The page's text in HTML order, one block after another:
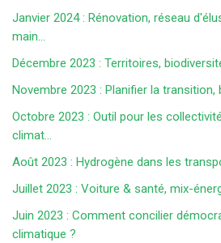
Janvier 2024 : Rénovation, réseau
main...
Décembre 2023 : Territoires,
Novembre 2023 : Planifier la transition,
Octobre 2023 : Outil pour les
climat...
Août 2023 : Hydrogène dans les
Juillet 2023 : Voiture & santé, mix-
Juin 2023 : Comment concilier
climatique ?